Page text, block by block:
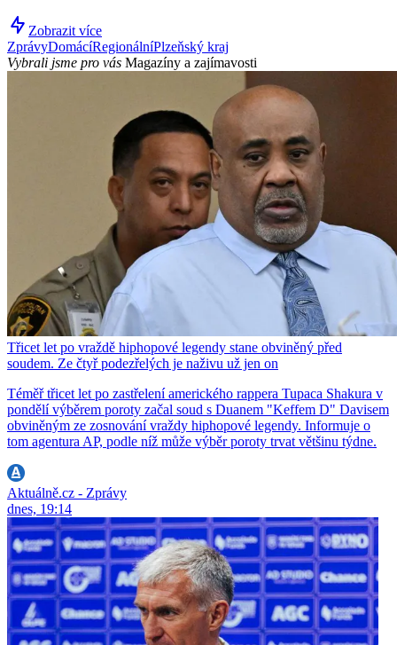
Zobrazit více
ZprávyDomácíRegionálníPlzeňský kraj
Vybrali jsme pro vás Magazíny a zajímavosti
Třicet let po vraždě hiphopové legendy stane obviněný před
soudem. Ze čtyř podezřelých je naživu už jen on
Téměř třicet let po zastřelení amerického rappera Tupaca Shakura v
pondělí výběrem poroty začal soud s Duanem "Keffem D" Davisem
obviněným ze zosnování vraždy hiphopové legendy. Informuje o
tom agentura AP, podle níž může výběr poroty trvat většinu týdne.
Aktuálně.cz - Zprávy
dnes, 19:14